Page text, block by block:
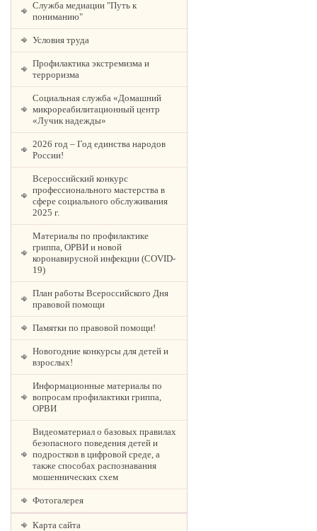
Служба медиации "Путь к
пониманию"
Условия труда
Профилактика экстремизма и
терроризма
Социальная служба «Домашний
микрореабилитационный центр
«Лучик надежды»
2026 год – Год единства народов
России!
Всероссийский конкурс
профессионального мастерства в
сфере социального обслуживания
2025 г.
Материалы по профилактике
гриппа, ОРВИ и новой
коронавирусной инфекции (COVID-
19)
План работы Всероссийского Дня
правовой помощи
Памятки по правовой помощи!
Новогодние конкурсы для детей и
взрослых!
Информационные материалы по
вопросам профилактики гриппа,
ОРВИ
Видеоматериал о базовых правилах
безопасного поведения детей и
подростков в цифровой среде, а
также способах распознавания
мошеннических схем
Фотогалерея
Карта сайта